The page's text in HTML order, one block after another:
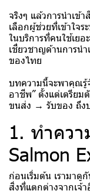
จริงๆ แล้วการนำเข้
เลือกผู้ช่วยที่เข้าใจ
ในบริการที่คนใช้เย
เชี่ยวชาญด้านการน
ของไทย
บทความนี้จะพาคุณรู้
อาชีพ” ตั้งแต่เตรีย
ขนส่ง → รับของ ถึง
1. ทำควา
Salmon
ก่อนเริ่มต้น เรามาดู
สิ่งที่แตกต่างจากเจ้